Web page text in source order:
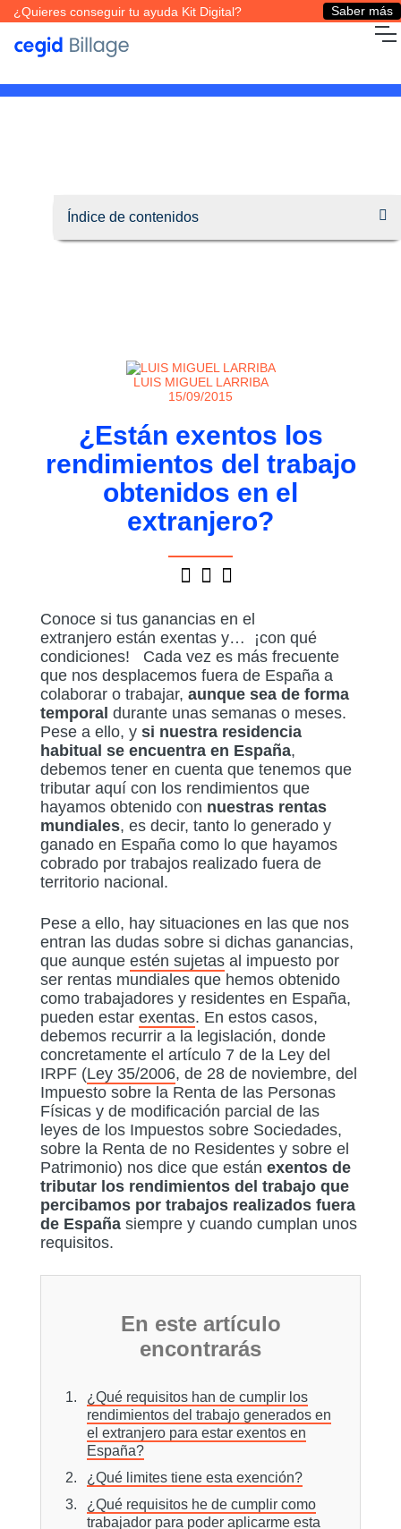
¿Quieres conseguir tu ayuda Kit Digital? Saber más
LUIS MIGUEL LARRIBA
15/09/2015
¿Están exentos los
rendimientos del trabajo
obtenidos en el
extranjero?
Conoce si tus ganancias en el
extranjero están exentas y… ¡con qué
condiciones! Cada vez es más frecuente
que nos desplacemos fuera de España a
colaborar o trabajar, aunque sea de forma
temporal durante unas semanas o meses.
Pese a ello, y si nuestra residencia
habitual se encuentra en España,
debemos tener en cuenta que tenemos que
tributar aquí con los rendimientos que
hayamos obtenido con nuestras rentas
mundiales, es decir, tanto lo generado y
ganado en España como lo que hayamos
cobrado por trabajos realizado fuera de
territorio nacional.
Pese a ello, hay situaciones en las que nos
entran las dudas sobre si dichas ganancias,
que aunque estén sujetas al impuesto por
ser rentas mundiales que hemos obtenido
como trabajadores y residentes en España,
pueden estar exentas. En estos casos,
debemos recurrir a la legislación, donde
concretamente el artículo 7 de la Ley del
IRPF (Ley 35/2006, de 28 de noviembre, del
Impuesto sobre la Renta de las Personas
Físicas y de modificación parcial de las
leyes de los Impuestos sobre Sociedades,
sobre la Renta de no Residentes y sobre el
Patrimonio) nos dice que están exentos de
tributar los rendimientos del trabajo que
percibamos por trabajos realizados fuera
de España siempre y cuando cumplan unos
requisitos.
En este artículo
encontrarás
¿Qué requisitos han de cumplir los
rendimientos del trabajo generados en
el extranjero para estar exentos en
España?
¿Qué limites tiene esta exención?
¿Qué requisitos he de cumplir como
trabajador para poder aplicarme esta